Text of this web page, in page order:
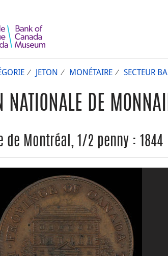
JETON MONÉTAIRE SECTEUR
NATIONALE DE
de Montréal, 1/2 penny : 1844